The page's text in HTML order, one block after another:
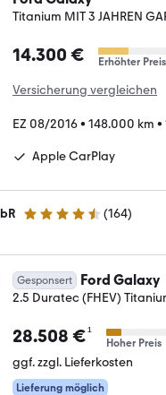
Titanium MIT 3 JAHREN
14.300 € Erhöhter Preis
Versicherung vergleichen
EZ 08/2016• 148.000 km •
Apple CarPlay
4.7 Sterne (164)
Gesponsert Ford Galaxy
2.5 Duratec (FHEV)
28.508 €¹
Hoher Preis
ggf. zzgl. Lieferkosten
Lieferung möglich